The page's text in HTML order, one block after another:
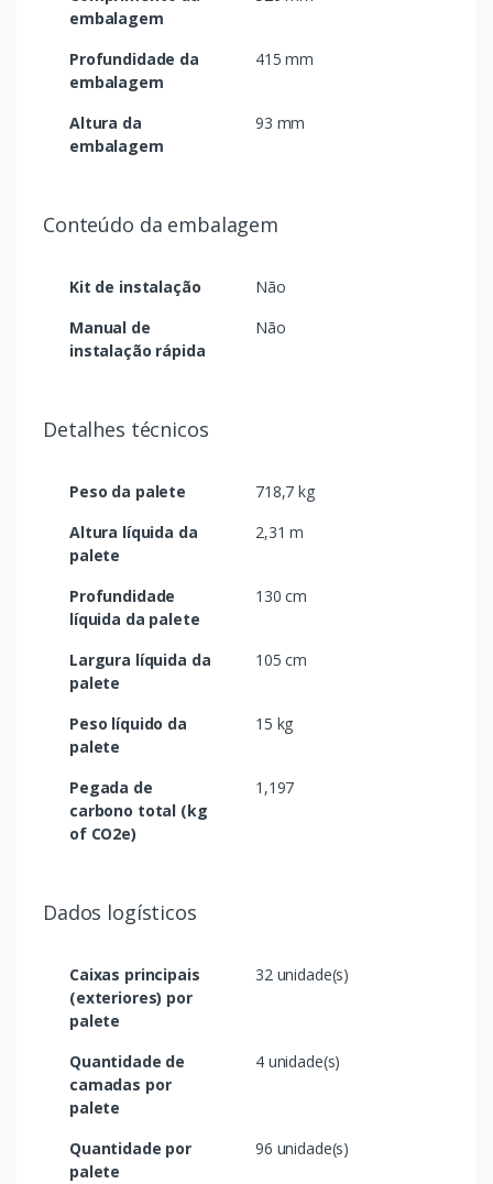
embalagem
Profundidade da
embalagem
415 mm
Altura da
embalagem
93 mm
Conteúdo da embalagem
Kit de instalação
Não
Manual de
instalação rápida
Não
Detalhes técnicos
Peso da palete
718,7 kg
Altura líquida da
palete
2,31 m
Profundidade
líquida da palete
130 cm
Largura líquida da
palete
105 cm
Peso líquido da
palete
15 kg
Pegada de
carbono total (kg
of CO2e)
1,197
Dados logísticos
Caixas principais
(exteriores) por
palete
32 unidade(s)
Quantidade de
camadas por
palete
4 unidade(s)
Quantidade por
palete
96 unidade(s)